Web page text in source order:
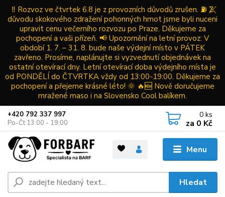
‼️ Rozvoz ve čtvrtek 6.8 je z provozních důvodů zrušen. ⛽ Z
důvodu skokového zdražení pohonných hmot jsme byli nuceni
upravit cenu večerního rozvozu po Praze. Děkujeme za
pochopení a vaši přízeň. 📢 Upozornění na letní provoz: V
období 1. 7. – 31. 8. bude naše výdejní místo v PÁTEK
zavřeno. Prosíme, naplánujte si vyzvednutí objednávek na
ostatní otevírací dny. Letní otevírací doba výdejního místa je
od PONDĚLÍ do ČTVRTKA vždy od 13:00-19:00. Děkujeme za
pochopení a přejeme krásné léto! 🌞 🔥🆕 Nově doručujeme
mražené maso i na Slovensko Cool balíkem.
Menu
Hledat
+420 792 337 997
Po-Čt 13:00 - 19:00
0 ks
za 0 Kč